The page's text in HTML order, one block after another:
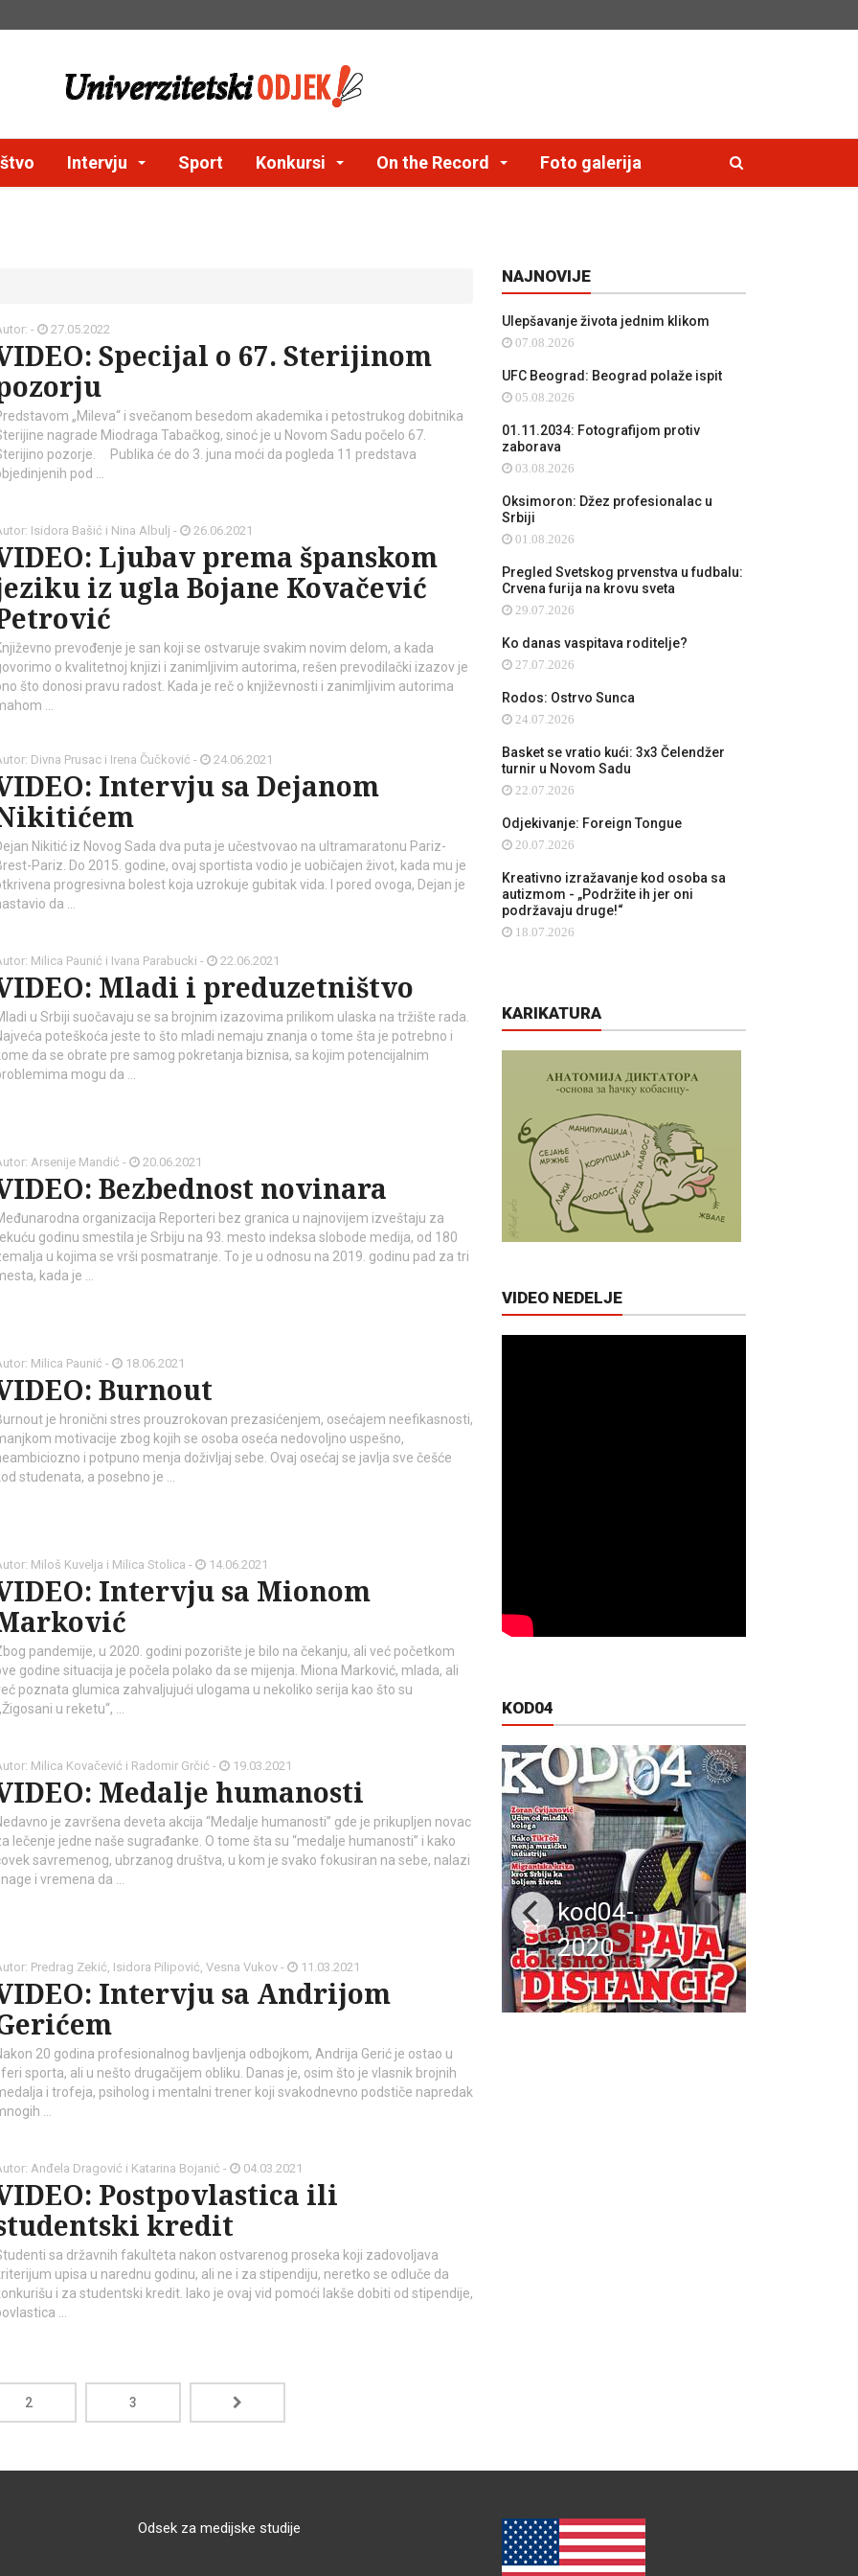
Intervju Sport Konkursi On the Record Foto galerija
- 27.05.2022
Specijal o 67. Sterijinom
„Mileva“ i svečanom besedom akademika i petostrukog dobitnika
nagrade Miodraga Tabačkog, sinoć je u Novom Sadu počelo 67.
pozorje. Publika će do 3. juna moći da pogleda 11 predstava
pod …
Isidora Bašić i Nina Albulj - 26.06.2021
Ljubav prema španskom
iz ugla Bojane Kovačević
prevođenje je san koji se ostvaruje svakim novim delom, a kada
o kvalitetnoj knjizi i zanimljivim autorima, rešen prevodilački izazov je
što donosi pravu radost. Kada je reč o književnosti i zanimljivim autorima
…
Divna Prusac i Irena Čučković - 24.06.2021
Intervju sa Dejanom
Nikitić iz Novog Sada dva puta je učestvovao na ultramaratonu Pariz-
Pariz. Do 2015. godine, ovaj sportista vodio je uobičajen život, kada mu je
progresivna bolest koja uzrokuje gubitak vida. I pored ovoga, Dejan je
da …
Milica Paunić i Ivana Parabucki - 22.06.2021
Mladi i preduzetništvo
u Srbiji suočavaju se sa brojnim izazovima prilikom ulaska na tržište rada.
poteškoća jeste to što mladi nemaju znanja o tome šta je potrebno i
da se obrate pre samog pokretanja biznisa, sa kojim potencijalnim
mogu da …
Arsenije Mandić - 20.06.2021
Bezbednost novinara
organizacija Reporteri bez granica u najnovijem izveštaju za
godinu smestila je Srbiju na 93. mesto indeksa slobode medija, od 180
u kojima se vrši posmatranje. To je u odnosu na 2019. godinu pad za tri
kada je …
Milica Paunić - 18.06.2021
Burnout
je hronični stres prouzrokovan prezasićenjem, osećajem neefikasnosti,
motivacije zbog kojih se osoba oseća nedovoljno uspešno,
i potpuno menja doživljaj sebe. Ovaj osećaj se javlja sve češće
studenata, a posebno je …
Miloš Kuvelja i Milica Stolica - 14.06.2021
Intervju sa Mionom
pandemije, u 2020. godini pozorište je bilo na čekanju, ali već početkom
godine situacija je počela polako da se mijenja. Miona Marković, mlada, ali
poznata glumica zahvaljujući ulogama u nekoliko serija kao što su
u reketu“, …
Milica Kovačević i Radomir Grčić - 19.03.2021
Medalje humanosti
je završena deveta akcija “Medalje humanosti” gde je prikupljen novac
lečenje jedne naše sugrađanke. O tome šta su “medalje humanosti” i kako
savremenog, ubrzanog društva, u kom je svako fokusiran na sebe, nalazi
i vremena da …
Predrag Zekić, Isidora Pilipović, Vesna Vukov - 11.03.2021
Intervju sa Andrijom
20 godina profesionalnog bavljenja odbojkom, Andrija Gerić je ostao u
sporta, ali u nešto drugačijem obliku. Danas je, osim što je vlasnik brojnih
i trofeja, psiholog i mentalni trener koji svakodnevno podstiče napredak
…
Anđela Dragović i Katarina Bojanić - 04.03.2021
Postpovlastica ili
kredit
sa državnih fakulteta nakon ostvarenog proseka koji zadovoljava
upisa u narednu godinu, ali ne i za stipendiju, neretko se odluče da
i za studentski kredit. Iako je ovaj vid pomoći lakše dobiti od stipendije,
…
2 3
NAJNOVIJE
Ulepšavanje života jednim klikom
07.08.2026
UFC Beograd: Beograd polaže ispit
05.08.2026
01.11.2034: Fotografijom protiv
zaborava
03.08.2026
Oksimoron: Džez profesionalac u
Srbiji
01.08.2026
Pregled Svetskog prvenstva u fudbalu:
Crvena furija na krovu sveta
29.07.2026
Ko danas vaspitava roditelje?
27.07.2026
Rodos: Ostrvo Sunca
24.07.2026
Basket se vratio kući: 3x3 Čelendžer
turnir u Novom Sadu
22.07.2026
Odjekivanje: Foreign Tongue
20.07.2026
Kreativno izražavanje kod osoba sa
autizmom - „Podržite ih jer oni
podržavaju druge!“
18.07.2026
KARIKATURA
VIDEO NEDELJE
KOD04
kod04-
2020
Odsek za medijske studije